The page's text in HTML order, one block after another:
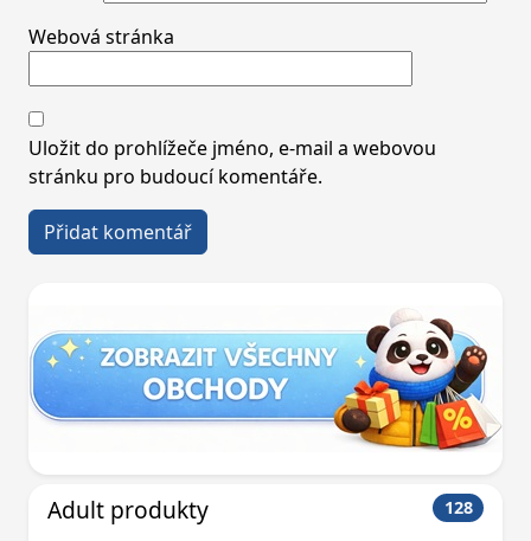
Webová stránka
Uložit do prohlížeče jméno, e-mail a webovou
stránku pro budoucí komentáře.
Adult produkty 128